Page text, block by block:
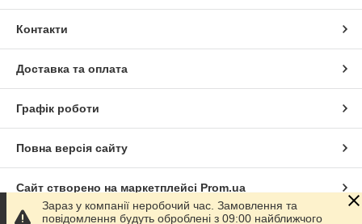
Контакти
Доставка та оплата
Графік роботи
Повна версія сайту
Сайт створено на маркетплейсі Prom.ua
Зараз у компанії неробочий час. Замовлення та
повідомлення будуть оброблені з 09:00 найближчого